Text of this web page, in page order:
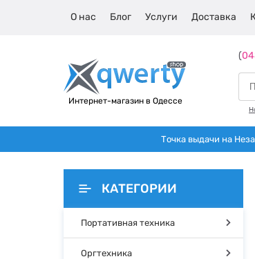
О нас Блог Услуги Доставка
Интернет-магазин в Одессе
(
Точка выдачи на
КАТЕГОРИИ
Портативная техника
Оргтехника